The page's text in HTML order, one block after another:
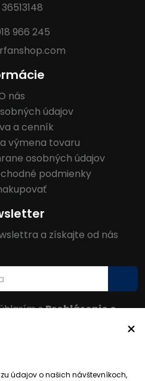
966 245
nás
údajov
a cenník
výmena tovaru
osobných údajov
podmienky
a získajte od nás
sPrehlásenie o
údajov o našich návštevníkoch,